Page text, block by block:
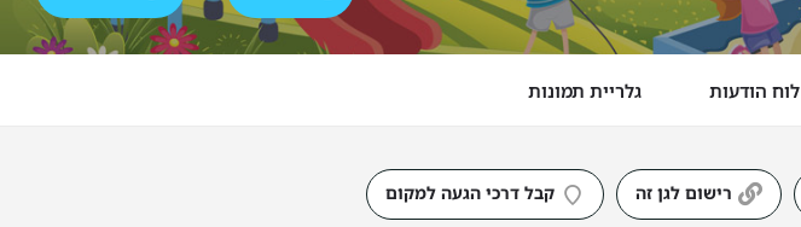
לוח הודעות גלריית תמונות
רישום לגן זה קבל דרכי הגעה למקום